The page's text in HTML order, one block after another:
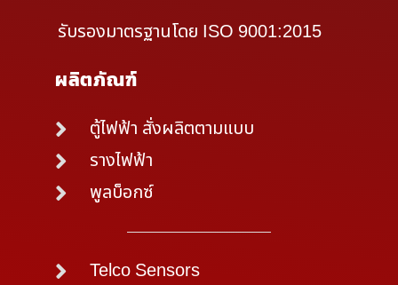
รับรองมาตรฐานโดย ISO 9001:2015
ผลิตภัณฑ์
ตู้ไฟฟ้า สั่งผลิตตามแบบ
รางไฟฟ้า
พูลบ็อกซ์
Telco Sensors